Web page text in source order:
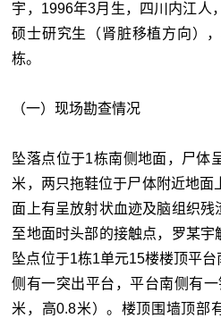
宇，1996年3月生，四川内江人
硕士研究生（肾脏移植方向）
栋。
（一）现场勘查情况
坠落点位于1栋南侧地面，尸体
米，两只拖鞋位于尸体附近地面
面上有呈放射状血迹及脑组织
至地面时头部的接触点，罗某
坠点位于1栋1单元15楼楼顶平
侧有一突出平台，平台南侧有
米，高0.8米）。楼顶围墙顶部